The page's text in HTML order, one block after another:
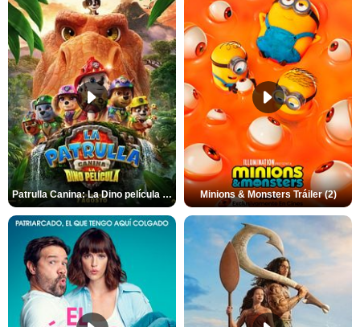
Patrulla Canina: La Dino película Tráiler VO Minions & Monsters Tráiler (2)